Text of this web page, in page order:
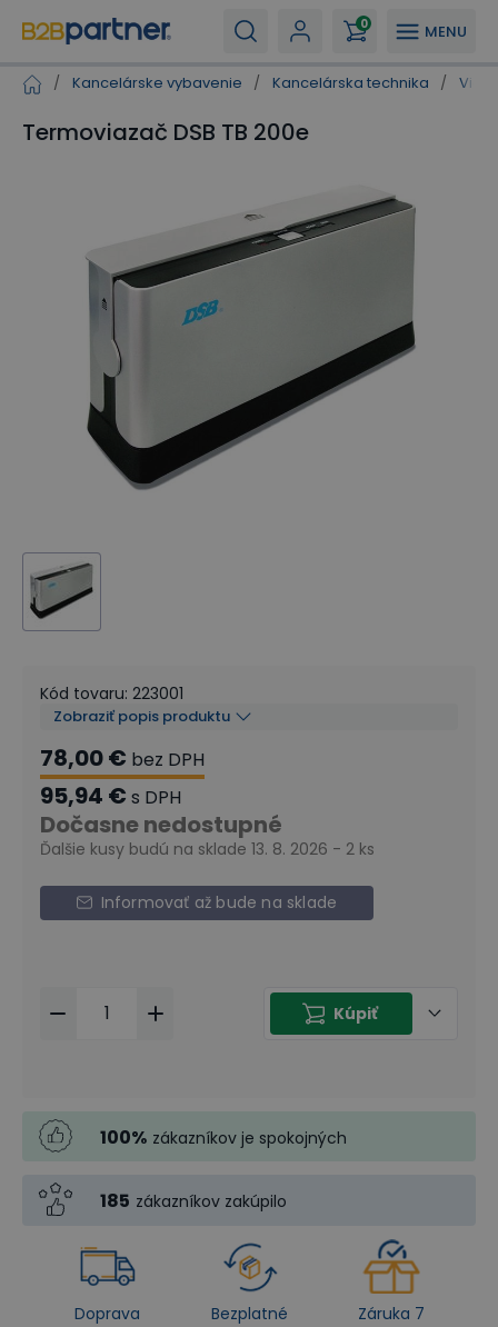
MENU
0
/ Kancelárske vybavenie / Kancelárska technika /
Termoviazač DSB TB 200e
Kód tovaru: 223001
Zobraziť popis produktu
78,00 € bez DPH
95,94 € s DPH
Dočasne nedostupné
Ďalšie kusy budú na sklade 13. 8. 2026 - 2 ks
Informovať až bude na sklade
Kúpiť
100% zákazníkov je spokojných
185 zákazníkov zakúpilo
Doprava
Bezplatné
Záruka 7